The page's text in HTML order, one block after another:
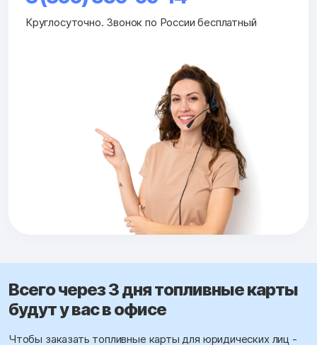
Круглосуточно. Звонок по России бесплатный
Всего через 3 дня топливные карты
будут у вас в офисе
Чтобы заказать топливные карты для юридических лиц -